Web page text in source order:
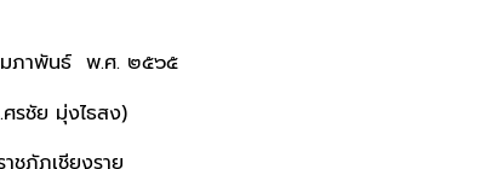
ภาพันธ์ พ.ศ. ๒๕๖๕
รชัย มุ่งไธสง)
ชภัฏเชียงราย